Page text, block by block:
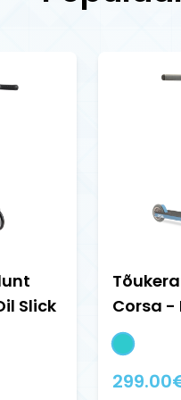
Slick
Corsa -
299.00